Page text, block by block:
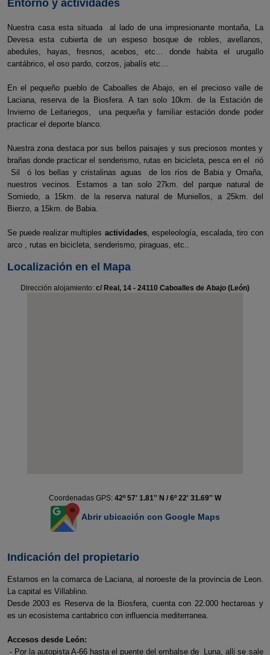
Entorno y actividades
Nuestra casa esta situada al lado de una impresionante montaña, La
Devesa esta cubierta de un espeso bosque de robles, avellanos,
abedules, hayas, fresnos, acebos, etc… donde habita el urugallo
cantábrico, el oso pardo, corzos, jabalís etc…
En el pequeño pueblo de Caboalles de Abajo, en el precioso valle de
Laciana, reserva de la Biosfera. A tan solo 10km. de la Estación de
Invierno de Leitariegos, una pequeña y familiar estación donde poder
practicar el deporte blanco.
Nuestra zona destaca por sus bellos paisajes y sus preciosos montes y
brañas donde practicar el senderismo, rutas en bicicleta, pesca en el rió
Sil ó los bellas y cristalinas aguas de los ríos de Babia y Omaña,
nuestros vecinos. Estamos a tan solo 27km. del parque natural de
Somiedo, a 15km. de la reserva natural de Muniellos, a 25km. del
Bierzo, a 15km. de Babia.
Se puede realizar multiples actividades, espeleología, escalada, tiro con
arco , rutas en bicicleta, senderismo, piraguas, etc..
Localización en el Mapa
Dirección alojamiento: c/ Real, 14 - 24110 Caboalles de Abajo (León)
Coordenadas GPS: 42º 57' 1.81'' N / 6º 22' 31.69'' W
Abrir ubicación con Google Maps
Indicación del propietario
Estamos en la comarca de Laciana, al noroeste de la provincia de Leon.
La capital es Villablino.
Desde 2003 es Reserva de la Biosfera, cuenta con 22.000 hectareas y
es un ecosistema cantabrico con influencia mediterranea.
Accesos desde León:
- Por la autopista A-66 hasta el puente del embalse de Luna, alli se sale